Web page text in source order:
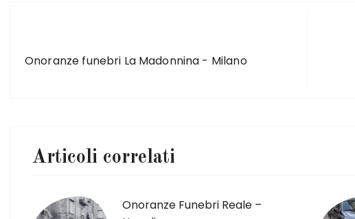
Onoranze funebri La Madonnina - Milano
Articoli correlati
Onoranze Funebri Reale –